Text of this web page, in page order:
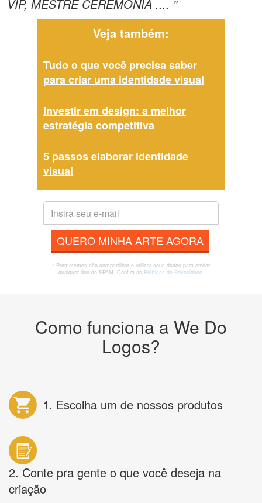
VIP, MESTRE CEREMONIA .... "
Veja também:
Tudo o que você precisa saber
para criar uma identidade visual
Investir em design: a melhor
estratégia competitiva
5 passos elaborar identidade
visual
QUERO MINHA ARTE AGORA
* Prometemos não compartilhar e utilizar seus dados para enviar
qualquer tipo de SPAM. Confira as Políticas de Privacidade.
Como funciona a We Do
Logos?
1. Escolha um de nossos produtos
2. Conte pra gente o que você deseja na
criação